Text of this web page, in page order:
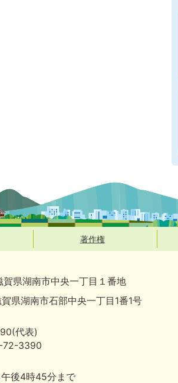
著作権
県湖南市中央一丁目１番地
県湖南市石部中央一丁目1番1号
代表)
72-3390
後4時45分まで